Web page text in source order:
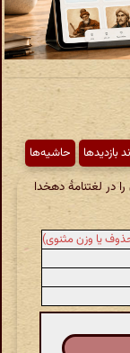
بازدیدها حاشیه‌ها
در لغتنامهٔ دهخدا
یا وزن مثنوی)